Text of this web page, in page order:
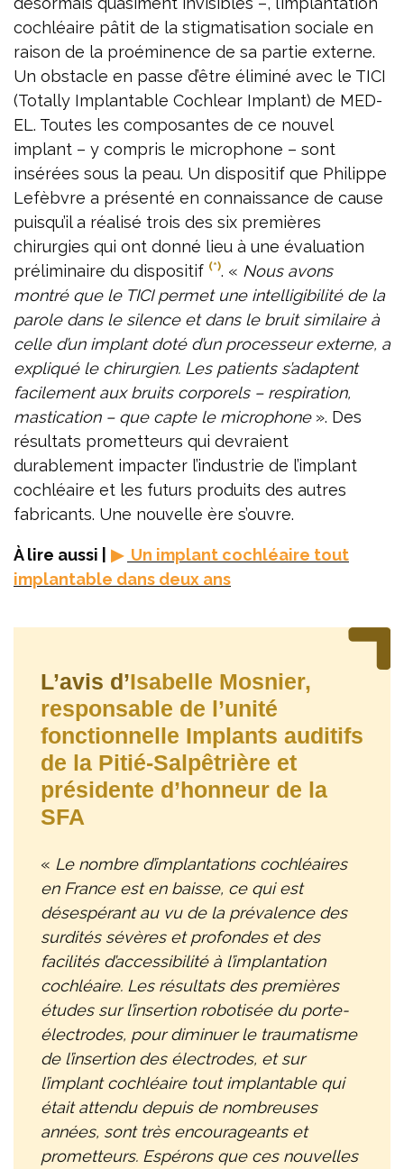
cochléaire pâtit de la stigmatisation sociale en
raison de la proéminence de sa partie externe.
Un obstacle en passe d’être éliminé avec le TICI
(Totally Implantable Cochlear Implant) de MED-
EL. Toutes les composantes de ce nouvel
implant – y compris le microphone – sont
insérées sous la peau. Un dispositif que Philippe
Lefèbvre a présenté en connaissance de cause
puisqu’il a réalisé trois des six premières
chirurgies qui ont donné lieu à une évaluation
préliminaire du dispositif (*). « Nous avons
montré que le TICI permet une intelligibilité de la
parole dans le silence et dans le bruit similaire à
celle d’un implant doté d’un processeur externe, a
expliqué le chirurgien. Les patients s’adaptent
facilement aux bruits corporels – respiration,
mastication – que capte le microphone ». Des
résultats prometteurs qui devraient
durablement impacter l’industrie de l’implant
cochléaire et les futurs produits des autres
fabricants. Une nouvelle ère s’ouvre.
À lire aussi | ▶ Un implant cochléaire tout
implantable dans deux ans
L’avis d’Isabelle Mosnier,
responsable de l’unité
fonctionnelle Implants auditifs
de la Pitié-Salpêtrière et
présidente d’honneur de la
SFA
« Le nombre d’implantations cochléaires
en France est en baisse, ce qui est
désespérant au vu de la prévalence des
surdités sévères et profondes et des
facilités d’accessibilité à l’implantation
cochléaire. Les résultats des premières
études sur l’insertion robotisée du porte-
électrodes, pour diminuer le traumatisme
de l’insertion des électrodes, et sur
l’implant cochléaire tout implantable qui
était attendu depuis de nombreuses
années, sont très encourageants et
prometteurs. Espérons que ces nouvelles